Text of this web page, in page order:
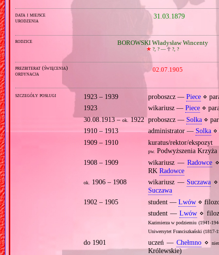
data i miejsce
urodzenia
31.03.1879
rodzice BOROWSKI Władysław Wincenty
🞲?, ? — 🕆?, ?
prezbiterat (święcenia)
ordynacja
02.07.1905
szczegóły posługi 1923 – 1939 proboszcz — Piece⋄
1923
wikariusz — Piece⋄
30.08.1913 –ok. 1922 proboszcz — Solka⋄
1910 – 1913
administrator —Solka⋄
1909 – 1910
kuratus/rektor/
pw. Podwyższenia
1908 – 1909
wikariusz — Radowce⋄
RK Radowce
ok. 1906 – 1908 wikariusz — Suczawa
Suczawa
1902 – 1905
student — Lwów⋄
student —Lwów ⋄
Kazimierza w podziemiu
Uniwersytet Franciszkański
do 1901 uczeń — Chełmno⋄
Królewskie)